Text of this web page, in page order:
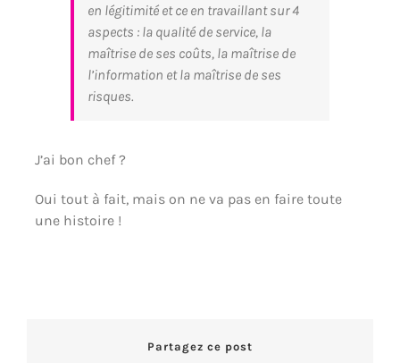
en légitimité et ce en travaillant sur 4
aspects : la qualité de service, la
maîtrise de ses coûts, la maîtrise de
l’information et la maîtrise de ses
risques.
J’ai bon chef ?
Oui tout à fait, mais on ne va pas en faire toute
une histoire !
Partagez ce post